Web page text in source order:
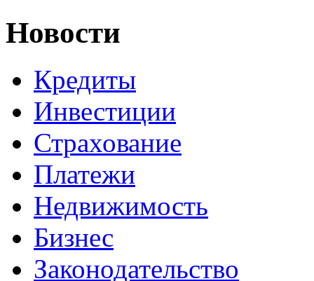
Новости
Кредиты
Инвестиции
Страхование
Платежи
Недвижимость
Бизнес
Законодательство